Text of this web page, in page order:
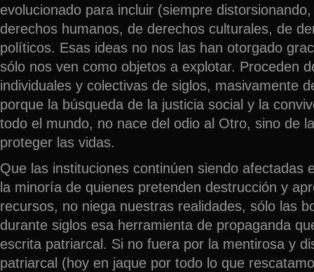
evolucionado para incluir (siempre
derechos humanos, de derechos culturales, de
políticos. Esas ideas no nos las han otorgado
sólo nos ven como objetos a explotar. Proceden
individuales y colectivas de siglos, masivamente
porque la búsqueda de la justicia social y la
todo el mundo, no nace del odio al Otro, sino de
proteger las vidas.
Que las instituciones continúen siendo afectadas
la minoría de quienes pretenden destrucción y
recursos, no niega nuestras realidades, sólo las
durante siglos esa herramienta de propaganda
escrita patriarcal. Si no fuera por la mentirosa y
patriarcal (hoy en jaque por todo lo que